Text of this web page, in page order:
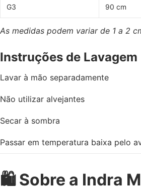
G3 90 cm
As medidas podem variar de 1 a 2
Instruções de Lavagem
Lavar à mão separadamente
Não utilizar alvejantes
Secar à sombra
Passar em temperatura baixa pelo
🛍️ Sobre a Indra